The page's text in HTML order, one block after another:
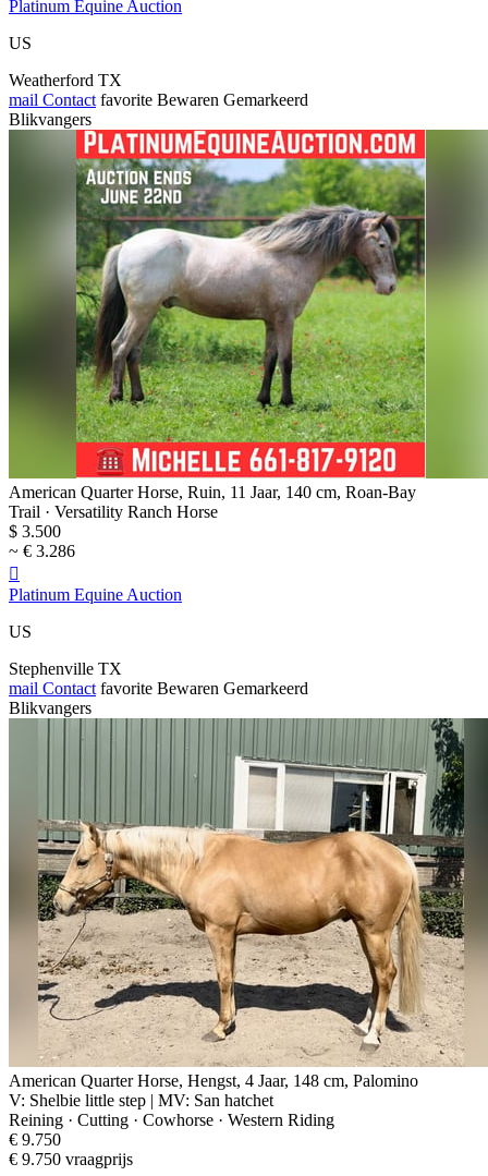
Platinum Equine Auction
US
Weatherford TX
mail Contact favorite Bewaren Gemarkeerd
Blikvangers
American Quarter Horse, Ruin, 11 Jaar, 140 cm, Roan-Bay
Trail · Versatility Ranch Horse
$ 3.500
~ € 3.286

Platinum Equine Auction
US
Stephenville TX
mail Contact favorite Bewaren Gemarkeerd
Blikvangers
American Quarter Horse, Hengst, 4 Jaar, 148 cm, Palomino
V: Shelbie little step | MV: San hatchet
Reining · Cutting · Cowhorse · Western Riding
€ 9.750
€ 9.750 vraagprijs